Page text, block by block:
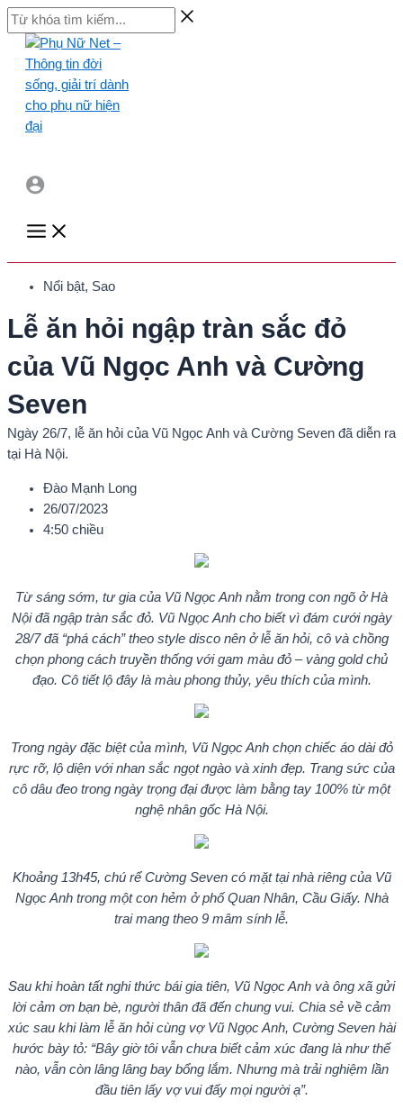
Skip
to
content
Từ
khóa
kiếm...
Main
Menu
Nổi bật, Sao
Lễ ăn hỏi ngập tràn sắc đỏ
của Vũ Ngọc Anh và Cường
Seven
Ngày 26/7, lễ ăn hỏi của Vũ Ngọc Anh và Cường Seven đã diễn ra
tại Hà Nội.
Đào Mạnh Long
26/07/2023
4:50 chiều
Từ sáng sớm, tư gia của Vũ Ngọc Anh nằm trong con ngõ ở Hà
Nội đã ngập tràn sắc đỏ. Vũ Ngọc Anh cho biết vì đám cưới ngày
28/7 đã “phá cách” theo style disco nên ở lễ ăn hỏi, cô và chồng
chọn phong cách truyền thống với gam màu đỏ – vàng gold chủ
đạo. Cô tiết lộ đây là màu phong thủy, yêu thích của mình.
Trong ngày đặc biệt của mình, Vũ Ngọc Anh chọn chiếc áo dài đỏ
rực rỡ, lộ diện với nhan sắc ngọt ngào và xinh đẹp. Trang sức của
cô dâu đeo trong ngày trọng đại được làm bằng tay 100% từ một
nghệ nhân gốc Hà Nội.
Khoảng 13h45, chú rể Cường Seven có mặt tại nhà riêng của Vũ
Ngọc Anh trong một con hẻm ở phố Quan Nhân, Cầu Giấy. Nhà
trai mang theo 9 mâm sính lễ.
Sau khi hoàn tất nghi thức bái gia tiên, Vũ Ngọc Anh và ông xã gửi
lời cảm ơn bạn bè, người thân đã đến chung vui. Chia sẻ về cảm
xúc sau khi làm lễ ăn hỏi cùng vợ Vũ Ngọc Anh, Cường Seven hài
hước bày tỏ: “Bây giờ tôi vẫn chưa biết cảm xúc đang là như thế
nào, vẫn còn lâng lâng bay bổng lắm. Nhưng mà trải nghiệm lần
đầu tiên lấy vợ vui đấy mọi người ạ”.